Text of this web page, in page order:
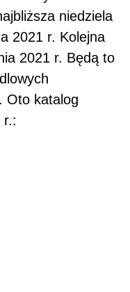
niedziela
2021 r. Kolejna
2021 r. Będą to
Oto katalog
r.: